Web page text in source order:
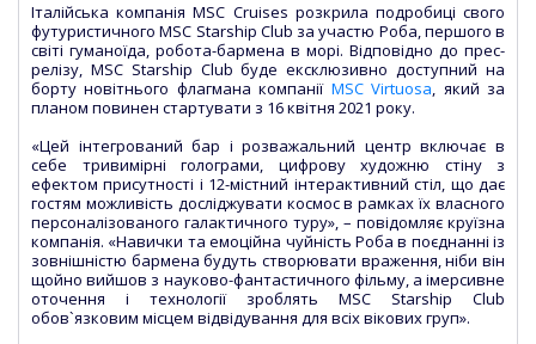
Італійська компанія MSC Cruises розкрила подробиці свого
футуристичного MSC Starship Club за участю Роба, першого в
світі гуманоїда, робота-бармена в морі. Відповідно до прес-
релізу, MSC Starship Club буде ексклюзивно доступний на
борту новітнього флагмана компанії MSC Virtuosa, який за
планом повинен стартувати з 16 квітня 2021 року.
«Цей інтегрований бар і розважальний центр включає в
себе тривимірні голограми, цифрову художню стіну з
ефектом присутності і 12-містний інтерактивний стіл, що дає
гостям можливість досліджувати космос в рамках їх власного
персоналізованого галактичного туру», – повідомляє круїзна
компанія. «Навички та емоційна чуйність Роба в поєднанні із
зовнішністю бармена будуть створювати враження, ніби він
щойно вийшов з науково-фантастичного фільму, а імерсивне
оточення і технології зроблять MSC Starship Club
обов`язковим місцем відвідування для всіх вікових груп».